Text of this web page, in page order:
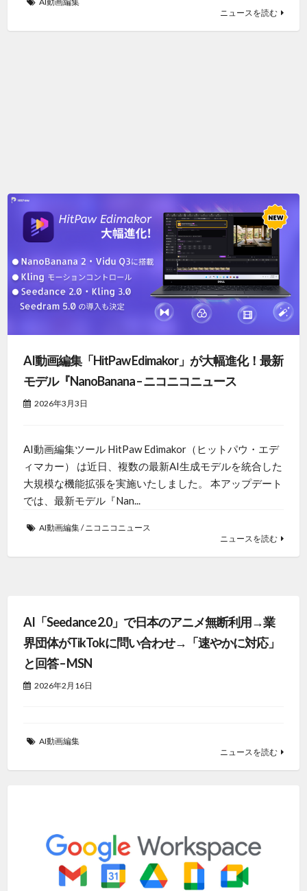
ニュースを読む
AI動画編集「HitPaw Edimakor」が大幅進化！最新
モデル『NanoBanana – ニコニコニュース
2026年3月3日
AI動画編集ツール HitPaw Edimakor（ヒットパウ・エデ
ィマカー） は近日、複数の最新AI生成モデルを統合した
大規模な機能拡張を実施いたしました。 本アップデート
では、最新モデル『Nan...
AI動画編集/ニコニコニュース
ニュースを読む
AI「Seedance 2.0」で日本のアニメ無断利用→業
界団体がTikTokに問い合わせ→「速やかに対応」
と回答 – MSN
2026年2月16日
AI動画編集
ニュースを読む